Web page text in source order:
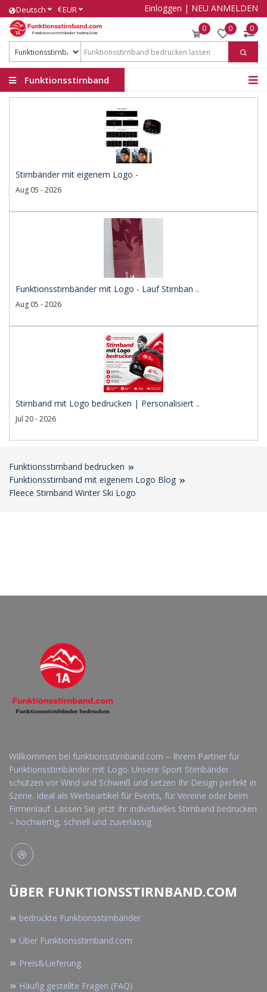
Deutsch €EUR Einloggen | NEU ANMELDEN
0 0 0
Funktionsstirnband
Stirnbänder mit eigenem Logo -
Aug 05 - 2026
Funktionsstirnbänder mit Logo - Lauf Stirnban ..
Aug 05 - 2026
Stirnband mit Logo bedrucken | Personalisiert ..
Jul 20 - 2026
Funktionsstirnband bedrucken
Funktionsstirnband mit eigenem Logo Blog
Fleece Stirnband Winter Ski Logo
Willkommen bei funktionsstirnband.com – Ihrem Partner für
Funktionsstirnbänder mit Logo. Unsere Sport Stirnbänder
schützen vor Wind und Schweiß und setzen Ihr Design perfekt in
Szene. Ideal als Werbeartikel für Events, für Vereine oder beim
Firmenlauf. Lassen Sie jetzt Ihr individuelles Stirnband bedrucken
– hochwertig, schnell und zuverlässig.
ÜBER FUNKTIONSSTIRNBAND.COM
bedruckte Funktionsstirnbänder
Über Funktionsstirnband.com
Preis&Lieferung
Häufig gestellte Fragen (FAQ)